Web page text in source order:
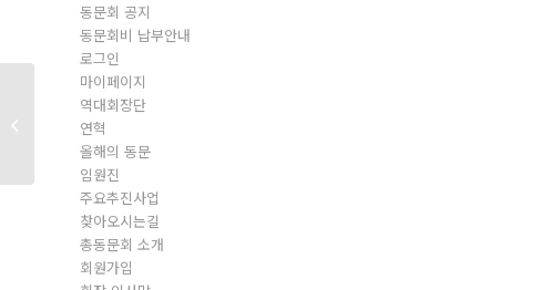
동문회 공지
동문회비 납부안내
로그인
마이페이지
역대회장단
연혁
올해의 동문
임원진
주요추진사업
찾아오시는길
총동문회 소개
회원가입
동문회원